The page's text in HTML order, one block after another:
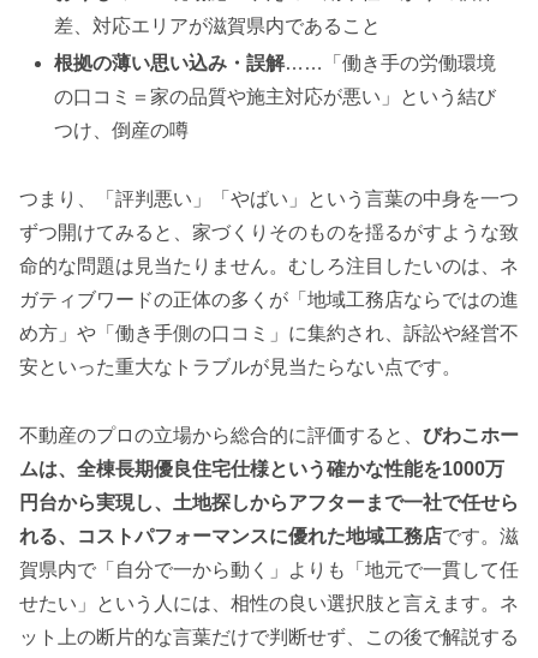
差、対応エリアが滋賀県内であること
根拠の薄い思い込み・誤解……「働き手の労働環境
の口コミ＝家の品質や施主対応が悪い」という結び
つけ、倒産の噂
つまり、「評判悪い」「やばい」という言葉の中身を一つ
ずつ開けてみると、家づくりそのものを揺るがすような致
命的な問題は見当たりません。むしろ注目したいのは、ネ
ガティブワードの正体の多くが「地域工務店ならではの進
め方」や「働き手側の口コミ」に集約され、訴訟や経営不
安といった重大なトラブルが見当たらない点です。
不動産のプロの立場から総合的に評価すると、 びわこホー
ムは、全棟長期優良住宅仕様という確かな性能を1000万
円台から実現し、土地探しからアフターまで一社で任せら
れる、コストパフォーマンスに優れた地域工務店です。滋
賀県内で「自分で一から動く」よりも「地元で一貫して任
せたい」という人には、相性の良い選択肢と言えます。ネ
ット上の断片的な言葉だけで判断せず、この後で解説する